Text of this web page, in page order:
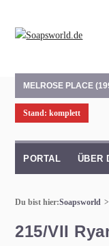
MELROSE PLACE
Stand: komplett
PORTAL ÜBER
Du bist hier:Soapsworld
215/VII